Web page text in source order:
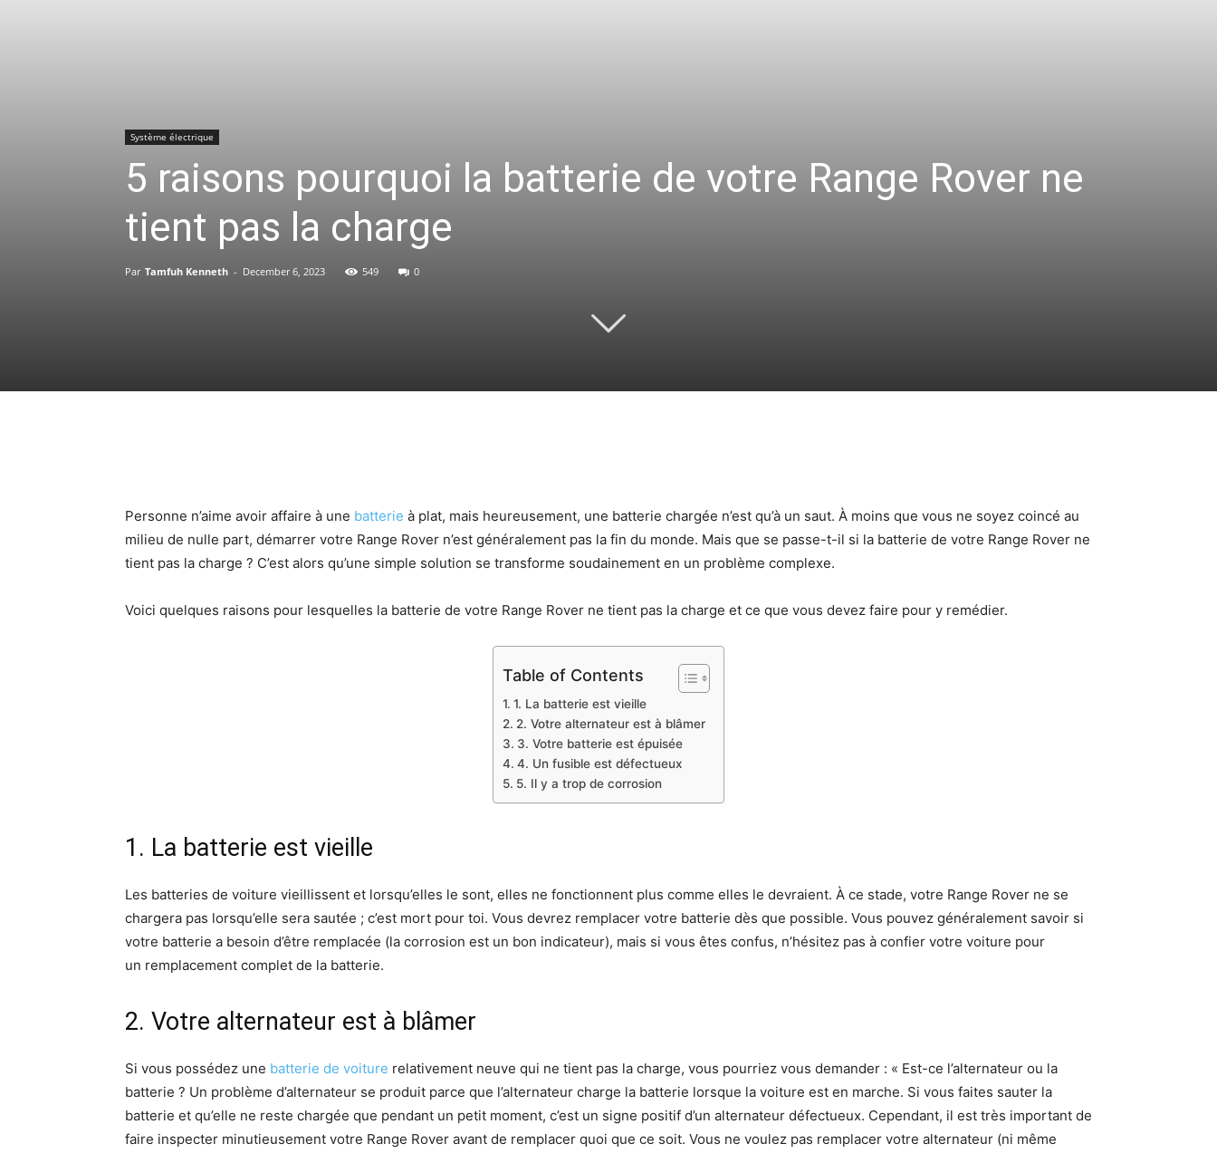
Système électrique
5 raisons pourquoi la batterie de votre Range Rover ne
tient pas la charge
Par Tamfuh Kenneth - December 6, 2023 549 0
Personne n’aime avoir affaire à une batterie à plat, mais heureusement, une batterie chargée n’est qu’à un saut. À moins que vous ne soyez coincé au
milieu de nulle part, démarrer votre Range Rover n’est généralement pas la fin du monde. Mais que se passe-t-il si la batterie de votre Range Rover ne
tient pas la charge ? C’est alors qu’une simple solution se transforme soudainement en un problème complexe.
Voici quelques raisons pour lesquelles la batterie de votre Range Rover ne tient pas la charge et ce que vous devez faire pour y remédier.
Table of Contents
1. La batterie est vieille
2. Votre alternateur est à blâmer
3. Votre batterie est épuisée
4. Un fusible est défectueux
5. Il y a trop de corrosion
1. La batterie est vieille
Les batteries de voiture vieillissent et lorsqu’elles le sont, elles ne fonctionnent plus comme elles le devraient. À ce stade, votre Range Rover ne se
chargera pas lorsqu’elle sera sautée ; c’est mort pour toi. Vous devrez remplacer votre batterie dès que possible. Vous pouvez généralement savoir si
votre batterie a besoin d’être remplacée (la corrosion est un bon indicateur), mais si vous êtes confus, n’hésitez pas à confier votre voiture pour
un remplacement complet de la batterie.
2. Votre alternateur est à blâmer
Si vous possédez une batterie de voiture relativement neuve qui ne tient pas la charge, vous pourriez vous demander : « Est-ce l’alternateur ou la
batterie ? Un problème d’alternateur se produit parce que l’alternateur charge la batterie lorsque la voiture est en marche. Si vous faites sauter la
batterie et qu’elle ne reste chargée que pendant un petit moment, c’est un signe positif d’un alternateur défectueux. Cependant, il est très important de
faire inspecter minutieusement votre Range Rover avant de remplacer quoi que ce soit. Vous ne voulez pas remplacer votre alternateur (ni même